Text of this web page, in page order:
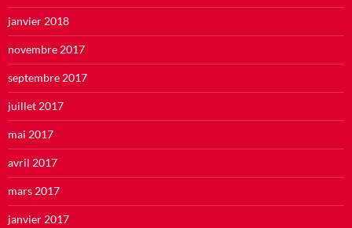
janvier 2018
novembre 2017
septembre 2017
juillet 2017
mai 2017
avril 2017
mars 2017
janvier 2017